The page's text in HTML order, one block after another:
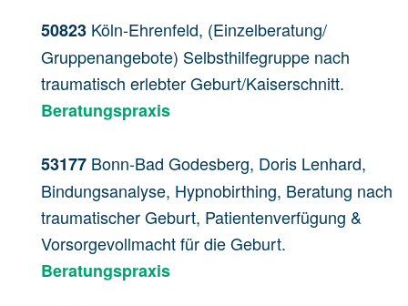
50823 Köln-Ehrenfeld, (Einzelberatung/
Gruppenangebote) Selbsthilfegruppe nach
traumatisch erlebter Geburt/Kaiserschnitt.
Beratungspraxis
53177 Bonn-Bad Godesberg, Doris Lenhard,
Bindungsanalyse, Hypnobirthing, Beratung nach
traumatischer Geburt, Patientenverfügung &
Vorsorgevollmacht für die Geburt.
Beratungspraxis